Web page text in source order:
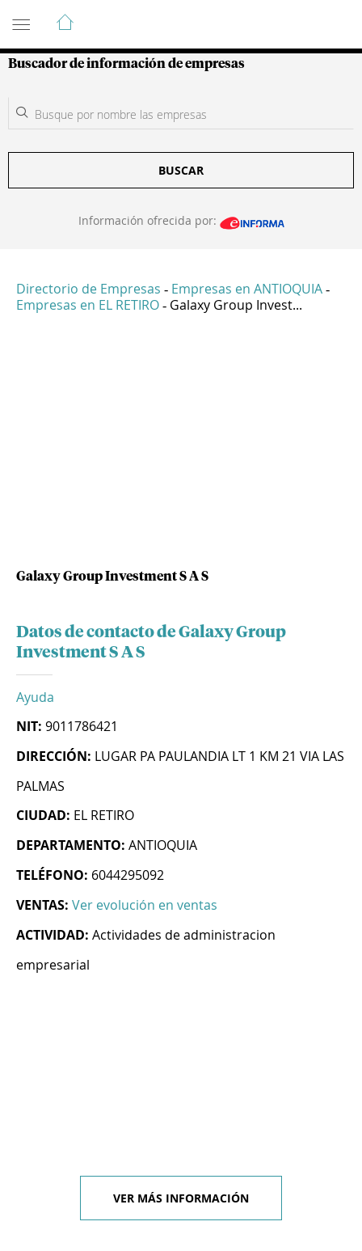
Guía de Empresas Colombianas
Buscador de información de empresas
BUSCAR
Información ofrecida por:
Directorio de Empresas - Empresas en ANTIOQUIA -
Empresas en EL RETIRO - Galaxy Group Invest...
Galaxy Group Investment S A S
Datos de contacto de Galaxy Group
Investment S A S
Ayuda
NIT: 9011786421
DIRECCIÓN: LUGAR PA PAULANDIA LT 1 KM 21 VIA LAS
PALMAS
CIUDAD: EL RETIRO
DEPARTAMENTO: ANTIOQUIA
TELÉFONO: 6044295092
VENTAS: Ver evolución en ventas
ACTIVIDAD: Actividades de administracion
empresarial
VER MÁS INFORMACIÓN